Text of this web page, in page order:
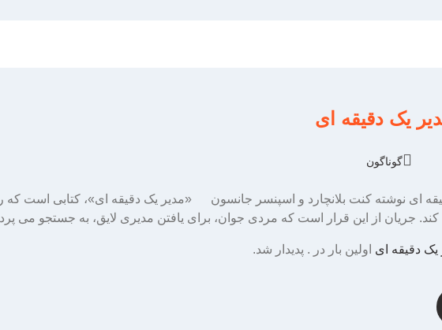
یک دقیقه ای
گوناگون
ای نوشته کنت بلانچارد و اسپنسر جانسون «مدیر یک دقیقه ای»، کتابی است که
جریان از این قرار است که مردی جوان، برای یافتن مدیری لایق، به جستجو می
دقیقه ای اولین بار در . پدیدار شد.